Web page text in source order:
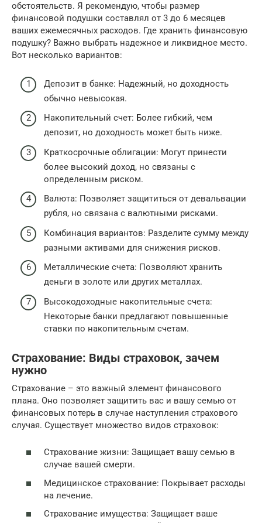
обстоятельств. Я рекомендую, чтобы размер
финансовой подушки составлял от 3 до 6 месяцев
ваших ежемесячных расходов. Где хранить финансовую
подушку? Важно выбрать надежное и ликвидное место.
Вот несколько вариантов:
Депозит в банке: Надежный, но доходность
обычно невысокая.
Накопительный счет: Более гибкий, чем
депозит, но доходность может быть ниже.
Краткосрочные облигации: Могут принести
более высокий доход, но связаны с
определенным риском.
Валюта: Позволяет защититься от девальвации
рубля, но связана с валютными рисками.
Комбинация вариантов: Разделите сумму между
разными активами для снижения рисков.
Металлические счета: Позволяют хранить
деньги в золоте или других металлах.
Высокодоходные накопительные счета:
Некоторые банки предлагают повышенные
ставки по накопительным счетам.
Страхование: Виды страховок, зачем
нужно
Страхование – это важный элемент финансового
плана. Оно позволяет защитить вас и вашу семью от
финансовых потерь в случае наступления страхового
случая. Существует множество видов страховок:
Страхование жизни: Защищает вашу семью в
случае вашей смерти.
Медицинское страхование: Покрывает расходы
на лечение.
Страхование имущества: Защищает ваше